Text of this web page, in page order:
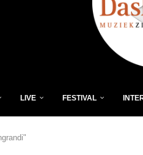
LIVE FESTIVAL